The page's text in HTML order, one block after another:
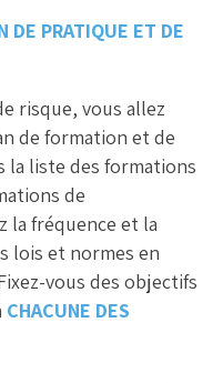
DE PRATIQUE ET DE
risque, vous allez
de formation et de
la liste des formations
de
la fréquence et la
lois et normes en
vous des objectifs
CHACUNE DES